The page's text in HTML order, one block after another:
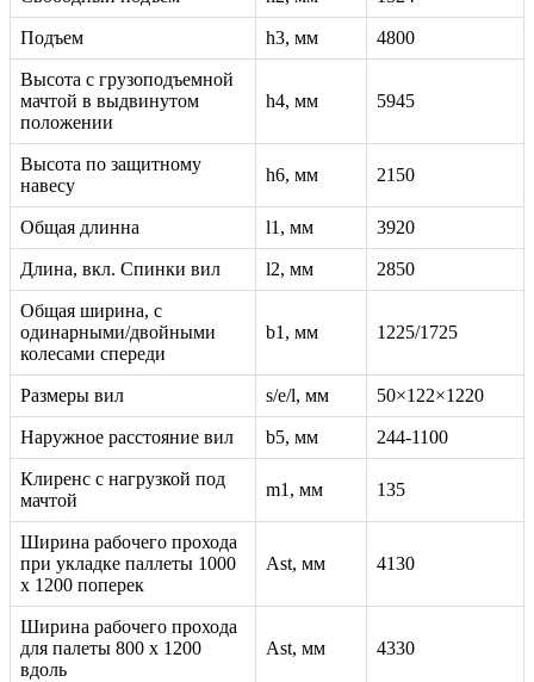
Подъем h3, мм 4800
Высота с грузоподъемной
мачтой в выдвинутом
положении
h4, мм 5945
Высота по защитному
навесу
h6, мм 2150
Общая длинна l1, мм 3920
Длина, вкл. Спинки вил l2, мм 2850
Общая ширина, с
одинарными/двойными
колесами спереди
b1, мм 1225/1725
Размеры вил s/e/l, мм 50×122×1220
Наружное расстояние вил b5, мм 244-1100
Клиренс с нагрузкой под
мачтой
m1, мм 135
Ширина рабочего прохода
при укладке паллеты 1000
х 1200 поперек
Ast, мм 4130
Ширина рабочего прохода
для палеты 800 x 1200
вдоль
Ast, мм 4330